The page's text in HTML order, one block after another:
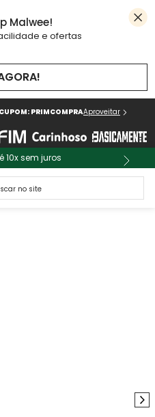
Malwee!
e ofertas
PRIMCOMPRAAproveitar
10x sem juros
site